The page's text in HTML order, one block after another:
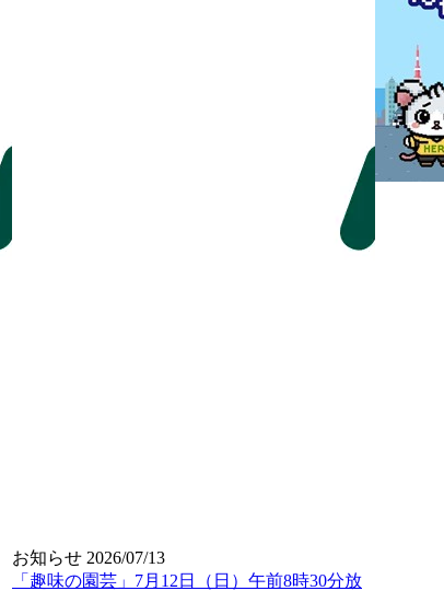
お知らせ 2026/07/13
「趣味の園芸」7月12日（日）午前8時30分放